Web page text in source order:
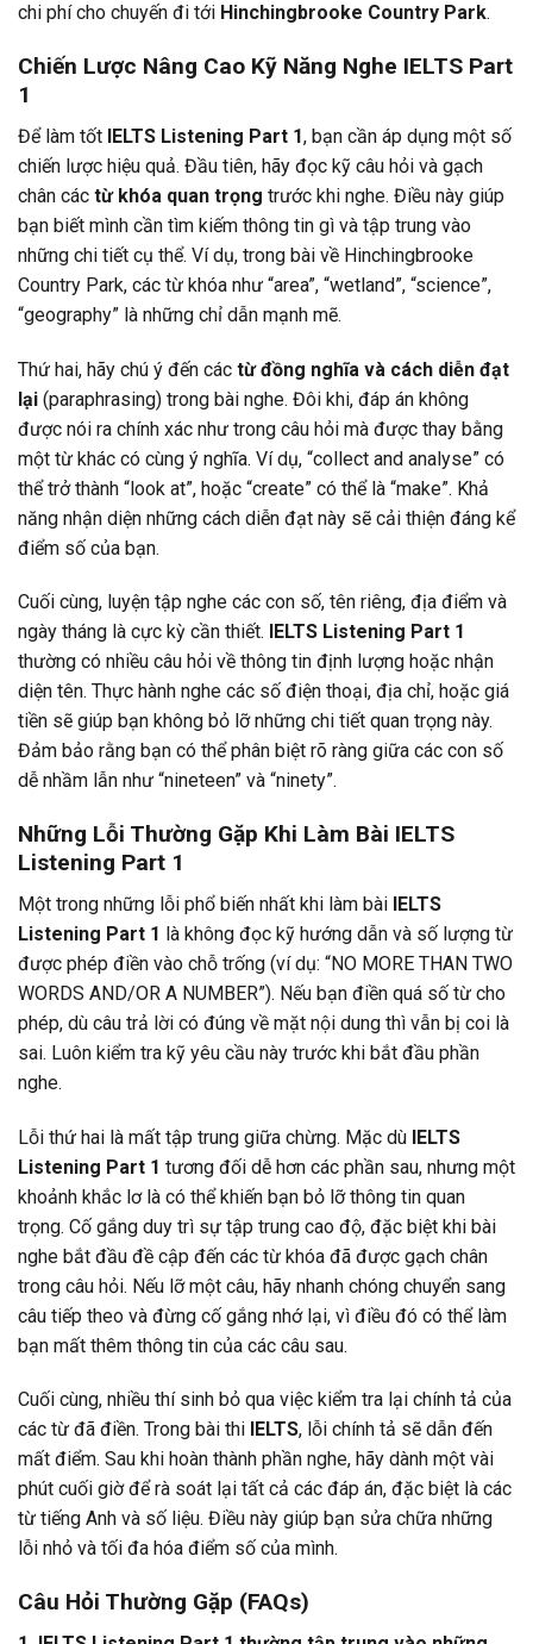
chi phí cho chuyến đi tới Hinchingbrooke Country Park.
Chiến Lược Nâng Cao Kỹ Năng Nghe IELTS Part
1
Để làm tốt IELTS Listening Part 1, bạn cần áp dụng một số
chiến lược hiệu quả. Đầu tiên, hãy đọc kỹ câu hỏi và gạch
chân các từ khóa quan trọng trước khi nghe. Điều này giúp
bạn biết mình cần tìm kiếm thông tin gì và tập trung vào
những chi tiết cụ thể. Ví dụ, trong bài về Hinchingbrooke
Country Park, các từ khóa như “area”, “wetland”, “science”,
“geography” là những chỉ dẫn mạnh mẽ.
Thứ hai, hãy chú ý đến các từ đồng nghĩa và cách diễn đạt
lại (paraphrasing) trong bài nghe. Đôi khi, đáp án không
được nói ra chính xác như trong câu hỏi mà được thay bằng
một từ khác có cùng ý nghĩa. Ví dụ, “collect and analyse” có
thể trở thành “look at”, hoặc “create” có thể là “make”. Khả
năng nhận diện những cách diễn đạt này sẽ cải thiện đáng kể
điểm số của bạn.
Cuối cùng, luyện tập nghe các con số, tên riêng, địa điểm và
ngày tháng là cực kỳ cần thiết.
IELTS Listening Part 1
thường có nhiều câu hỏi về thông tin định lượng hoặc nhận
diện tên. Thực hành nghe các số điện thoại, địa chỉ, hoặc giá
tiền sẽ giúp bạn không bỏ lỡ những chi tiết quan trọng này.
Đảm bảo rằng bạn có thể phân biệt rõ ràng giữa các con số
dễ nhầm lẫn như “nineteen” và “ninety”.
Những Lỗi Thường Gặp Khi Làm Bài IELTS
Listening Part 1
Một trong những lỗi phổ biến nhất khi làm bài IELTS
Listening Part 1 là không đọc kỹ hướng dẫn và số lượng từ
được phép điền vào chỗ trống (ví dụ: “NO MORE THAN TWO
WORDS AND/OR A NUMBER”). Nếu bạn điền quá số từ cho
phép, dù câu trả lời có đúng về mặt nội dung thì vẫn bị coi là
sai. Luôn kiểm tra kỹ yêu cầu này trước khi bắt đầu phần
nghe.
Lỗi thứ hai là mất tập trung giữa chừng. Mặc dù IELTS
Listening Part 1 tương đối dễ hơn các phần sau, nhưng một
khoảnh khắc lơ là có thể khiến bạn bỏ lỡ thông tin quan
trọng. Cố gắng duy trì sự tập trung cao độ, đặc biệt khi bài
nghe bắt đầu đề cập đến các từ khóa đã được gạch chân
trong câu hỏi. Nếu lỡ một câu, hãy nhanh chóng chuyển sang
câu tiếp theo và đừng cố gắng nhớ lại, vì điều đó có thể làm
bạn mất thêm thông tin của các câu sau.
Cuối cùng, nhiều thí sinh bỏ qua việc kiểm tra lại chính tả của
các từ đã điền. Trong bài thi IELTS, lỗi chính tả sẽ dẫn đến
mất điểm. Sau khi hoàn thành phần nghe, hãy dành một vài
phút cuối giờ để rà soát lại tất cả các đáp án, đặc biệt là các
từ tiếng Anh và số liệu. Điều này giúp bạn sửa chữa những
lỗi nhỏ và tối đa hóa điểm số của mình.
Câu Hỏi Thường Gặp (FAQs)